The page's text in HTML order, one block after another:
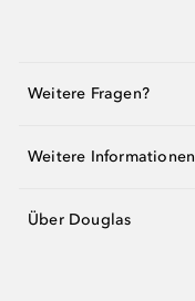
Weitere Fragen?
Weitere Informationen
Über Douglas